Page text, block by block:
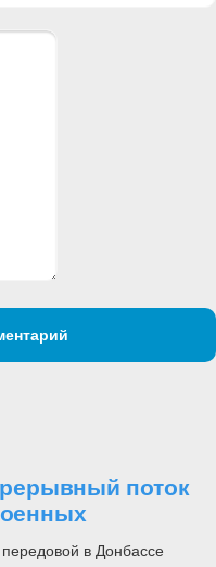
поток
в Донбассе